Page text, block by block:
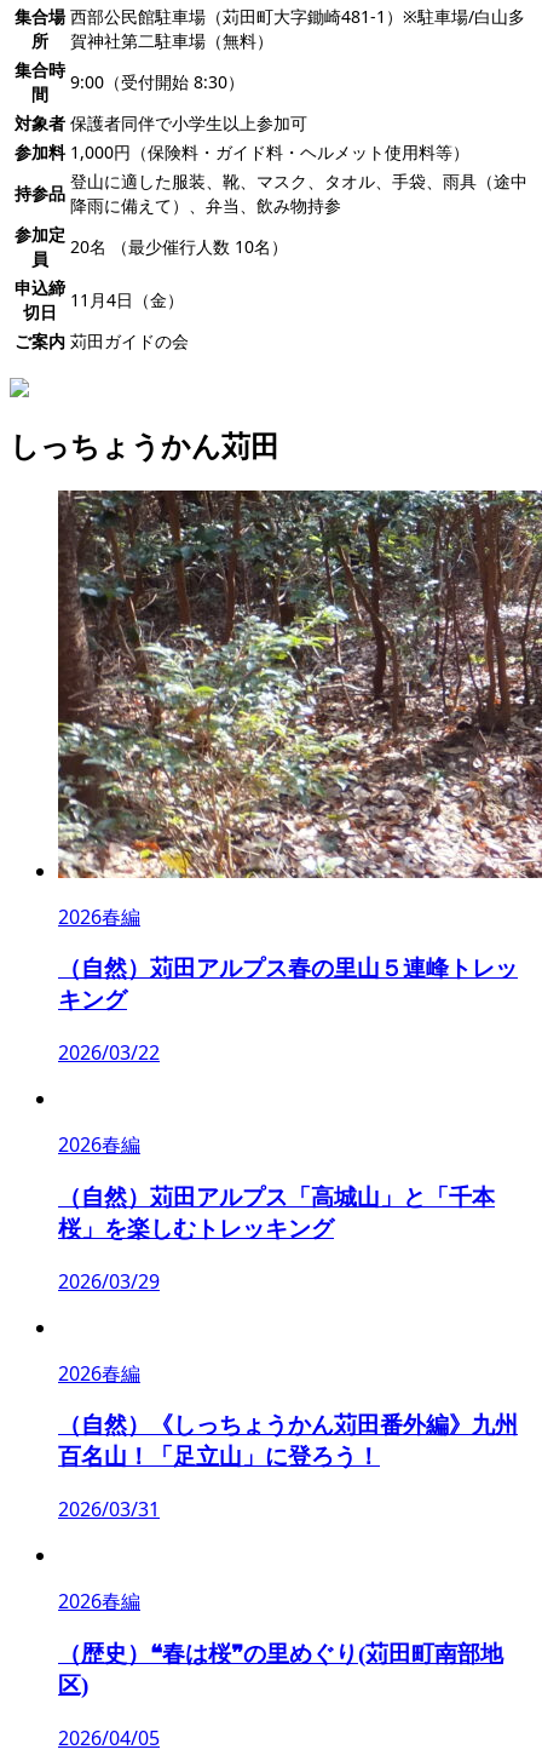
集合場
所
西部公民館駐車場（苅田町大字鋤崎481-1）※駐車場/白山多
賀神社第二駐車場（無料）
集合時
間
9:00（受付開始 8:30）
対象者 保護者同伴で小学生以上参加可
参加料 1,000円（保険料・ガイド料・ヘルメット使用料等）
持参品
登山に適した服装、靴、マスク、タオル、手袋、雨具（途中
降雨に備えて）、弁当、飲み物持参
参加定
員
20名 （最少催行人数 10名）
申込締
切日
11月4日（金）
ご案内 苅田ガイドの会
しっちょうかん苅田
2026春編
（自然）苅田アルプス春の里山５連峰トレッ
キング
2026/03/22
2026春編
（自然）苅田アルプス「高城山」と「千本
桜」を楽しむトレッキング
2026/03/29
2026春編
（自然）《しっちょうかん苅田番外編》九州
百名山！「足立山」に登ろう！
2026/03/31
2026春編
（歴史）❝春は桜❞の里めぐり(苅田町南部地
区)
2026/04/05